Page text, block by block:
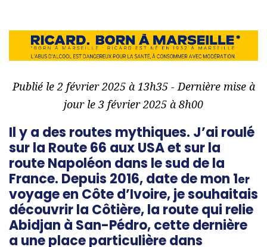
Publié le 2 février 2025 à 13h35 - Dernière mise à
jour le 3 février 2025 à 8h00
Il y a des routes mythiques. J’ai roulé
sur la Route 66 aux USA et sur la
route Napoléon dans le sud de la
France. Depuis 2016, date de mon 1er
voyage en Côte d’Ivoire, je souhaitais
découvrir la Côtière, la route qui relie
Abidjan à San-Pédro, cette dernière
a une place particulière dans